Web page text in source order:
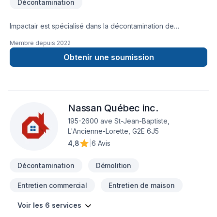
sécuritaire.N'hésitez pas à nous contacter, il nous fera plaisir
travaux. Services offerts presque partout au Québec Nous
responsabilité et environnementale pour que vous puissiez
avoir la tête tranquille pendant l'exécution de vos travaux.
Décontamination
Impactair est spécialisé dans la décontamination de
dans l'enlèvement d'amiante (désamiantage : tuiles, plâtre,
revêtement extérieur, vermiculite, etc. ) Formation et
accréditions : Environ Compétences, Restoration Sciences
Membre depuis 2022
Obtenir une soumission
Nassan Québec inc.
195-2600 ave St-Jean-Baptiste,
L'Ancienne-Lorette, G2E 6J5
4,8
6 Avis
Décontamination Démolition
Entretien commercial Entretien de maison
Voir les 6 services